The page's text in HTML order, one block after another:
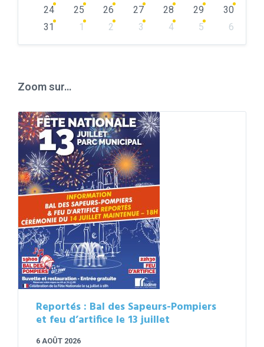
24
25 26 27 28 29
30
31
1 2 3 4 5
6
Zoom sur…
Reportés : Bal des Sapeurs-Pompiers
et feu d’artifice le 13 juillet
6 AOÛT 2026